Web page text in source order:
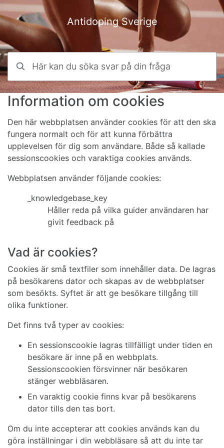
Hoppa till innehåll
Antidoping Sverige
Information om cookies
Den här webbplatsen använder cookies för att den ska
fungera normalt och för att kunna förbättra
upplevelsen för dig som användare. Både så kallade
sessionscookies och varaktiga cookies används.
Webbplatsen använder följande cookies:
_knowledgebase_key
Håller reda på vilka guider användaren har
givit feedback på
Vad är cookies?
Cookies är små textfiler som innehåller data. De lagras
på besökarens dator och skapas av de webbplatser
som besökts. Syftet är att ge besökare tillgång till
olika funktioner.
Det finns två typer av cookies:
En sessionscookie lagras tillfälligt under tiden en
besökare är inne på en webbplats.
Sessionscookien försvinner när besökaren
stänger webbläsaren.
En varaktig cookie finns kvar på besökarens
dator tills den tas bort.
Om du inte accepterar att cookies används kan du
göra inställningar i din webbläsare så att du inte tar